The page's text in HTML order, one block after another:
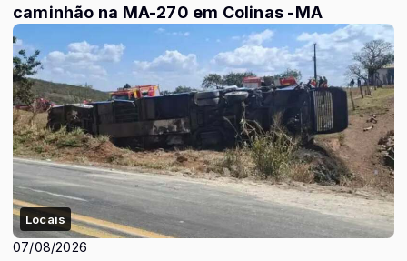
caminhão na MA-270 em Colinas -MA
Locais
07/08/2026